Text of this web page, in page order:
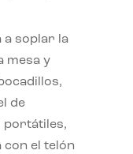
a soplar la
mesa y
de
portátiles,
con el telón